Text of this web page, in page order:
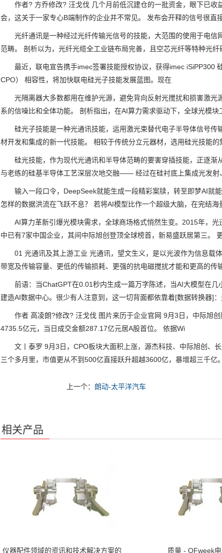
作者? 方乔修改? 汪戈伐 几个月前低沉建仓的一批资金，眼下已收
会，这关于一家专心B端制作的企业并不常见。 发布会开释的信号很直
光纤通讯是一种经过光纤传输光信号的技能，大范围的使用于电信
范畴。 剖析以为，光纤光缆全工业链布局完善，且空芯光纤等特种光
最近，联电宣告携手imec签署技能授权协议，获得imec iSiPP300
CPO） 相容性，将加快联电硅光子技能发展蓝图。现在
光隔离器大多数都用在维护光源，避免背向反射光搅扰和损害激光
系的信噪比和全体功能。 剖析指出，在AI算力需求驱动下，全球光模块
硅光子技能是一种光通讯技能，运用激光束替代电子半导体信号传
材开发和集成的新一代技能。 相较于传统分立元器材，选用硅光技能的
硅光技能，作为现代光通讯和半导体范畴的要害穿插技能，正逐渐
与老练的硅基半导体工艺深层次地交融—— 经过在硅衬底上集成光发射
输入一段口令，DeepSeek就能生成一段精彩案牍，转至即梦AI就
怎样的数据洪流在飞跃不息？ 若将AI模型比作一个超级大脑，在完结海
AI算力革新引爆光模块需求，全球商场格式悄然生变。2015年，光
中已有7家中国企业，其间中际旭创登顶全球榜首，新易盛跃居第三。
01 光通讯及其上游工业 光通讯，望文生义，是以光波作为信息载
带宽及传输容量、更低的传输损耗、更强的抗电磁搅扰才能和更高的传
前语：当ChatGPT在0.01秒内生成一篇万字陈述，当AI大模型在几
建造AI数据中心。很少有人注意到，这一切背面都依靠着[数据转换器]
作者 高凌朗?修改? 汪戈伐 图片来历于企业官网 9月3日，中际旭创
4735.5亿元，当日成交金额287.17亿元居A股首位。 依据Wi
文丨泰罗 9月3日，CPO板块大面积上涨，源杰科技、中际旭创、
三个多月里，市值更从不到500亿直接跃升超越3600亿，暴增超三千亿
上一个： 朗动-太平洋汽车
相关产品
仪器配件领域的资讯和技术解决方案的 质量 - OFweek